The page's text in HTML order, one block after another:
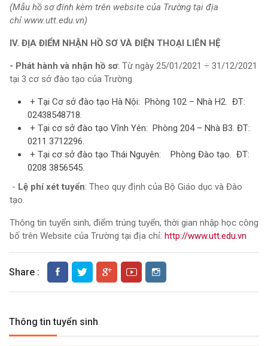
(Mẫu hồ sơ đính kèm trên website của Trường tại địa
chỉ www.utt.edu.vn)
IV. ĐỊA ĐIỂM NHẬN HỒ SƠ VÀ ĐIỆN THOẠI LIÊN HỆ
- Phát hành và nhận hồ sơ: Từ ngày 25/01/2021 ÷ 31/12/2021
tại 3 cơ sở đào tạo của Trường
+ Tại Cơ sở đào tạo Hà Nội: Phòng 102 – Nhà H2. ĐT:
02438548718.
+ Tại cơ sở đào tạo Vĩnh Yên: Phòng 204 – Nhà B3. ĐT:
0211 3712296.
+ Tại cơ sở đào tạo Thái Nguyên: Phòng Đào tạo. ĐT:
0208 3856545.
- Lệ phí xét tuyển: Theo quy định của Bộ Giáo dục và Đào
tạo.
Thông tin tuyển sinh, điểm trúng tuyển, thời gian nhập học công
bố trên Website của Trường tại địa chỉ:http://www.utt.edu.vn
Share :
Thông tin tuyển sinh